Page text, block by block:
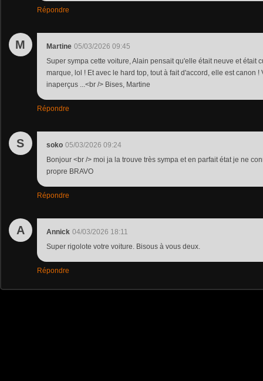
Répondre
M Martine 05/03/2026 09:45
Super sympa cette voiture, Alain pensait qu'elle était neuve et était
marque, lol ! Et avec le hard top, tout à fait d'accord, elle est canon !
inaperçus ...<br /> Bises, Martine
Répondre
S soko 05/03/2026 09:24
Bonjour <br /> moi ja la trouve très sympa et en parfait état je ne
propre BRAVO
Répondre
A Annick 04/03/2026 18:11
Super rigolote votre voiture. Bisous à vous deux.
Répondre